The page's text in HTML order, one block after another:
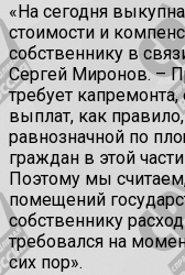
«На сегодня
стоимости и
собственнику в
Сергей Миронов. –
требует
выплат, как
равнозначной по
граждан в этой
Поэтому мы
помещений
собственнику
требовался на
сих пор».